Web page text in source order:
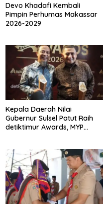
Devo Khadafi Kembali
Pimpin Perhumas Makassar
2026-2029
Kepala Daerah Nilai
Gubernur Sulsel Patut Raih
detiktimur Awards, MYP